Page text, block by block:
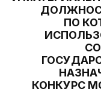
ПО
КОНКУРС